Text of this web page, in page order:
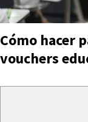
Cómo hacer
vouchers